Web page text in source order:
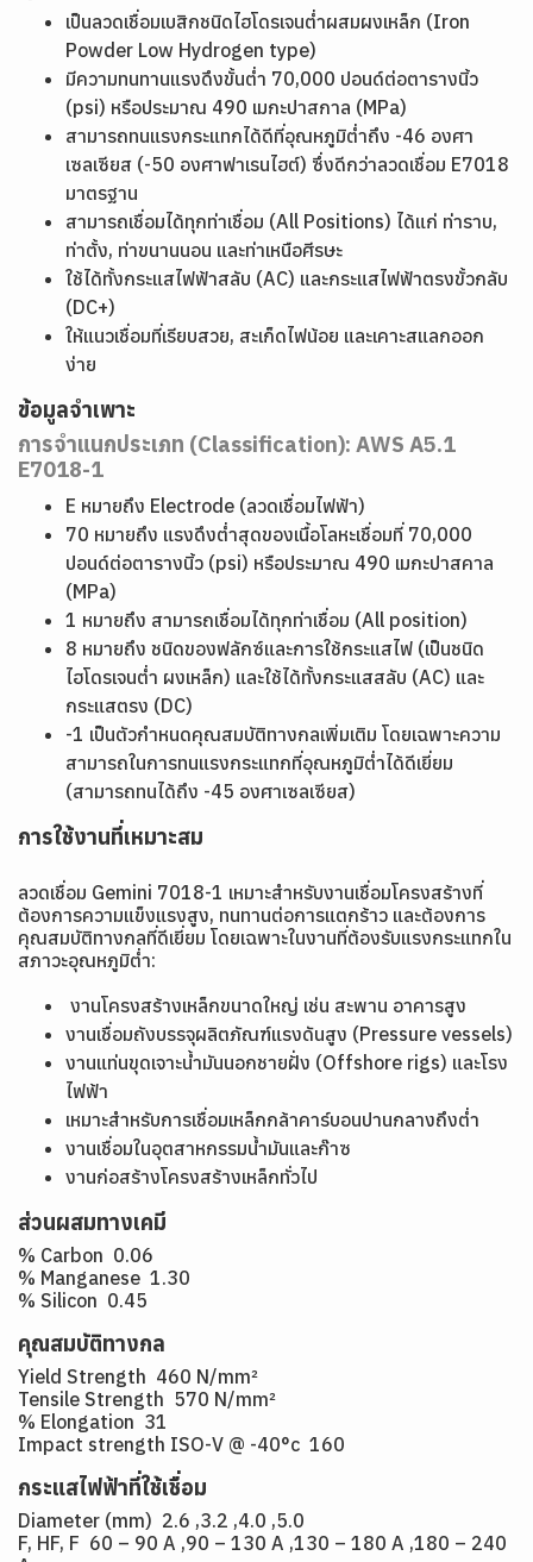
เป็นลวดเชื่อมเบสิกชนิดไฮโดรเจนต่ำผสมผงเหล็ก (Iron
Powder Low Hydrogen type)
มีความทนทานแรงดึงขั้นต่ำ 70,000 ปอนด์ต่อตารางนิ้ว
(psi) หรือประมาณ 490 เมกะปาสกาล (MPa)
สามารถทนแรงกระแทกได้ดีที่อุณหภูมิต่ำถึง -46 องศา
เซลเซียส (-50 องศาฟาเรนไฮต์) ซึ่งดีกว่าลวดเชื่อม E7018
มาตรฐาน
สามารถเชื่อมได้ทุกท่าเชื่อม (All Positions) ได้แก่ ท่าราบ,
ท่าตั้ง, ท่าขนานนอน และท่าเหนือศีรษะ
ใช้ได้ทั้งกระแสไฟฟ้าสลับ (AC) และกระแสไฟฟ้าตรงขั้วกลับ
(DC+)
ให้แนวเชื่อมที่เรียบสวย, สะเก็ดไฟน้อย และเคาะสแลกออก
ง่าย
ข้อมูลจำเพาะ
การจำแนกประเภท (Classification): AWS A5.1
E7018-1
E หมายถึง Electrode (ลวดเชื่อมไฟฟ้า)
70 หมายถึง แรงดึงต่ำสุดของเนื้อโลหะเชื่อมที่ 70,000
ปอนด์ต่อตารางนิ้ว (psi) หรือประมาณ 490 เมกะปาสคาล
(MPa)
1 หมายถึง สามารถเชื่อมได้ทุกท่าเชื่อม (All position)
8 หมายถึง ชนิดของฟลักซ์และการใช้กระแสไฟ (เป็นชนิด
ไฮโดรเจนต่ำ ผงเหล็ก) และใช้ได้ทั้งกระแสสลับ (AC) และ
กระแสตรง (DC)
-1 เป็นตัวกำหนดคุณสมบัติทางกลเพิ่มเติม โดยเฉพาะความ
สามารถในการทนแรงกระแทกที่อุณหภูมิต่ำได้ดีเยี่ยม
(สามารถทนได้ถึง -45 องศาเซลเซียส)
การใช้งานที่เหมาะสม
ลวดเชื่อม Gemini 7018-1 เหมาะสำหรับงานเชื่อมโครงสร้างที่
ต้องการความแข็งแรงสูง, ทนทานต่อการแตกร้าว และต้องการ
คุณสมบัติทางกลที่ดีเยี่ยม โดยเฉพาะในงานที่ต้องรับแรงกระแทกใน
สภาวะอุณหภูมิต่ำ:
งานโครงสร้างเหล็กขนาดใหญ่ เช่น สะพาน อาคารสูง
งานเชื่อมถังบรรจุผลิตภัณฑ์แรงดันสูง (Pressure vessels)
งานแท่นขุดเจาะน้ำมันนอกชายฝั่ง (Offshore rigs) และโรง
ไฟฟ้า
เหมาะสำหรับการเชื่อมเหล็กกล้าคาร์บอนปานกลางถึงต่ำ
งานเชื่อมในอุตสาหกรรมน้ำมันและก๊าซ
งานก่อสร้างโครงสร้างเหล็กทั่วไป
ส่วนผสมทางเคมี
% Carbon 0.06
% Manganese 1.30
% Silicon 0.45
คุณสมบัติทางกล
Yield Strength 460 N/mm²
Tensile Strength 570 N/mm²
% Elongation 31
Impact strength ISO-V @ -40°c 160
กระแสไฟฟ้าที่ใช้เชื่อม
Diameter (mm) 2.6 ,3.2 ,4.0 ,5.0
F, HF, F 60 – 90 A ,90 – 130 A ,130 – 180 A ,180 – 240